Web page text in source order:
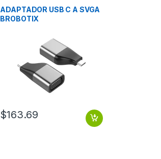
ADAPTADOR USB C A SVGA
BROBOTIX
$163.69